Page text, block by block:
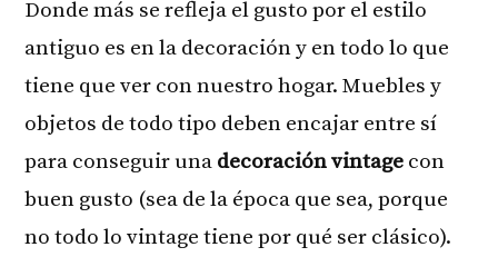
Donde más se refleja el gusto por el estilo
antiguo es en la decoración y en todo lo que
tiene que ver con nuestro hogar. Muebles y
objetos de todo tipo deben encajar entre sí
para conseguir una decoración vintage con
buen gusto (sea de la época que sea, porque
no todo lo vintage tiene por qué ser clásico).